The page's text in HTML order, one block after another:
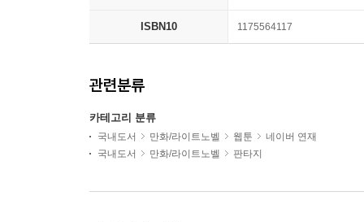
ISBN10 1175564117
관련분류
카테고리 분류
국내도서 만화/라이트노벨 웹툰
네이버 연재
국내도서
만화/라이트노벨 판타지